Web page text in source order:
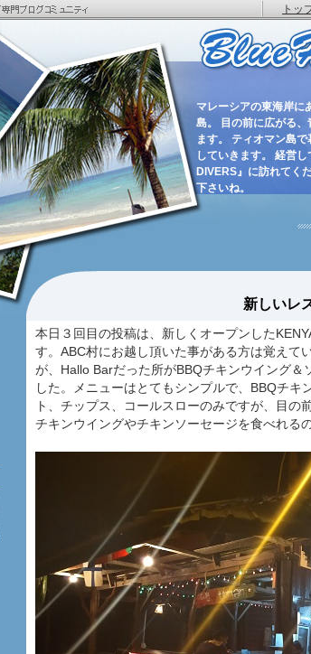
トッ
マレーシアの東海岸に
島。 目の前に広がる
ます。 ティオマン島
していきます。 経営
DIVERS』に訪れてく
下さいね。
新しいレ
本日３回目の投稿は、新しくオープンした
す。ABC村にお越し頂いた事がある方は覚えて
が、Hallo Barだった所がBBQチキンウイング＆
した。メニューはとてもシンプルで、BBQチキ
ト、チップス、コールスローのみですが、目の
チキンウイングやチキンソーセージを食べれる